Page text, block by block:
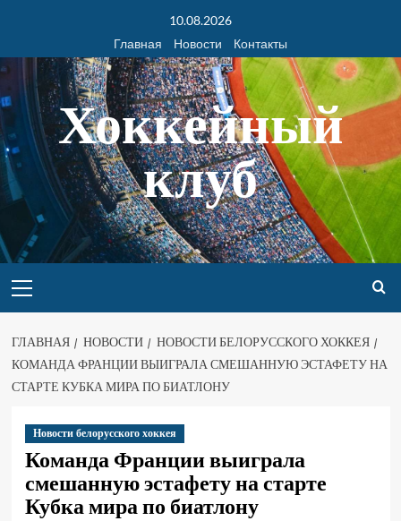
10.08.2026
Главная
Новости Контакты
Хоккейный
клуб
ГЛАВНАЯ НОВОСТИ
НОВОСТИ БЕЛОРУССКОГО ХОККЕЯ
КОМАНДА ФРАНЦИИ ВЫИГРАЛА СМЕШАННУЮ ЭСТАФЕТУ НА
СТАРТЕ КУБКА МИРА ПО БИАТЛОНУ
Новости белорусского хоккея
Команда Франции выиграла
смешанную эстафету на старте
Кубка мира по биатлону